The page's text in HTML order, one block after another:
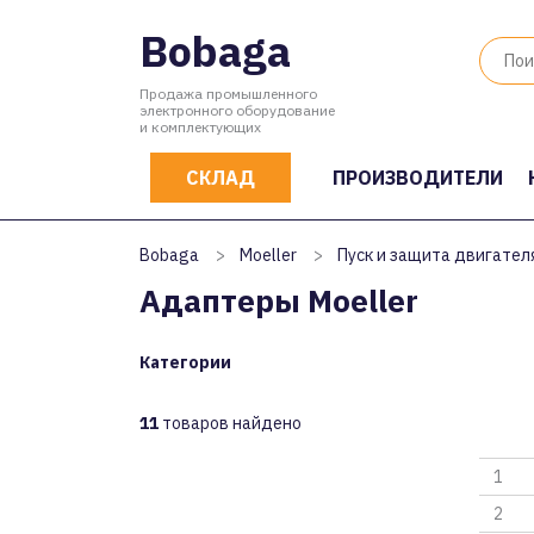
Bobaga
Продажа промышленного
электронного оборудование
и комплектующих
СКЛАД ПРОИЗВОДИТЕЛИ
Bobaga > Moeller > Пуск и защита
Адаптеры Moeller
Категории
11 товаров найдено
1
2